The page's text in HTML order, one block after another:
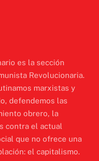
es la sección
Revolucionaria.
marxistas y
defendemos las
obrero, la
contra el actual
que no ofrece una
el capitalismo.